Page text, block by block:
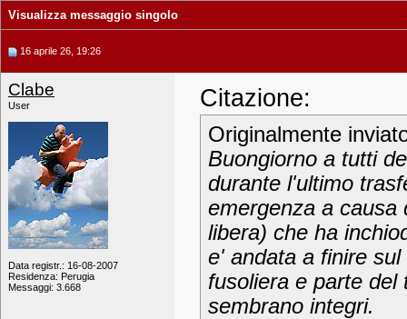
Visualizza messaggio singolo
16 aprile 26, 19:26
Clabe
User
Data registr.: 16-08-2007
Residenza: Perugia
Messaggi: 3.668
Citazione:
Originalmente
Buongiorno a tutti
durante l'ultimo
emergenza a causa
libera) che ha
e' andata a finire
fusoliera e parte del
sembrano integri.